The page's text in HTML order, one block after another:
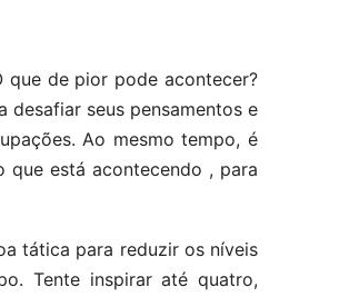
que de pior pode acontecer?
desafiar seus pensamentos e
Ao mesmo tempo, é
está acontecendo , para
tática para reduzir os níveis
Tente inspirar até quatro,